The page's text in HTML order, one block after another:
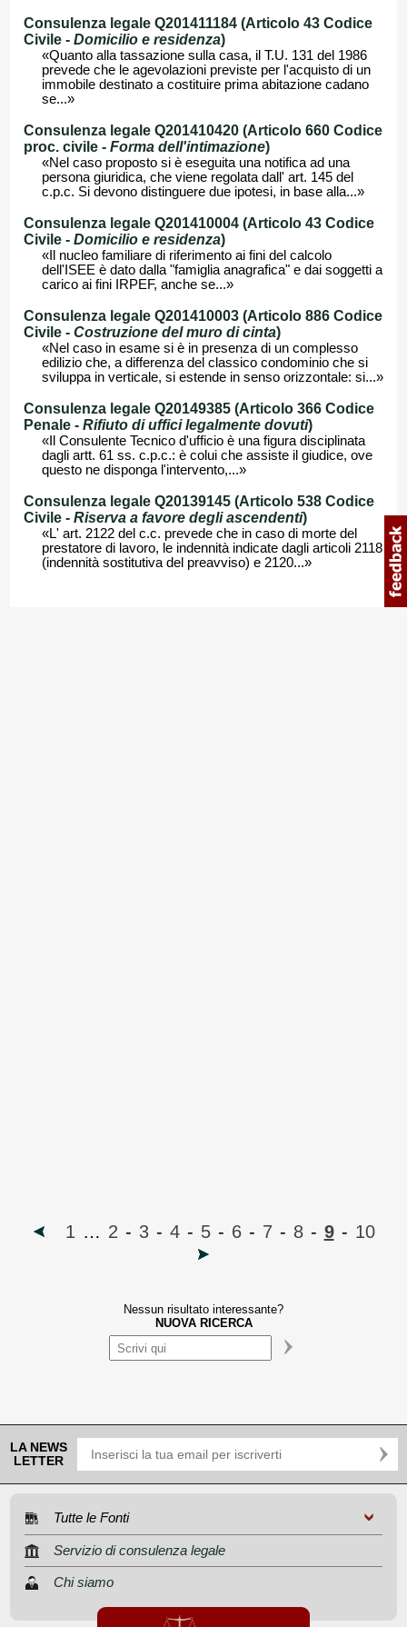
Consulenza legale Q201411184 (Articolo 43 Codice
Civile - Domicilio e residenza)
«Quanto alla tassazione sulla casa, il T.U. 131 del 1986
prevede che le agevolazioni previste per l'acquisto di un
immobile destinato a costituire prima abitazione cadano
se...»
Consulenza legale Q201410420 (Articolo 660 Codice
proc. civile - Forma dell'intimazione)
«Nel caso proposto si è eseguita una notifica ad una
persona giuridica, che viene regolata dall' art. 145 del
c.p.c. Si devono distinguere due ipotesi, in base alla...»
Consulenza legale Q201410004 (Articolo 43 Codice
Civile - Domicilio e residenza)
«Il nucleo familiare di riferimento ai fini del calcolo
dell'ISEE è dato dalla "famiglia anagrafica" e dai soggetti a
carico ai fini IRPEF, anche se...»
Consulenza legale Q201410003 (Articolo 886 Codice
Civile - Costruzione del muro di cinta)
«Nel caso in esame si è in presenza di un complesso
edilizio che, a differenza del classico condominio che si
sviluppa in verticale, si estende in senso orizzontale: si...»
Consulenza legale Q20149385 (Articolo 366 Codice
Penale - Rifiuto di uffici legalmente dovuti)
«Il Consulente Tecnico d'ufficio è una figura disciplinata
dagli artt. 61 ss. c.p.c.: è colui che assiste il giudice, ove
questo ne disponga l'intervento,...»
Consulenza legale Q20139145 (Articolo 538 Codice
Civile - Riserva a favore degli ascendenti)
«L' art. 2122 del c.c. prevede che in caso di morte del
prestatore di lavoro, le indennità indicate dagli articoli 2118
(indennità sostitutiva del preavviso) e 2120...»
1 … 2 - 3 - 4 - 5 - 6 - 7 - 8 - 9 - 10
Nessun risultato interessante?
NUOVA RICERCA
LA NEWS
LETTER
Tutte le Fonti
Servizio di consulenza legale
Chi siamo